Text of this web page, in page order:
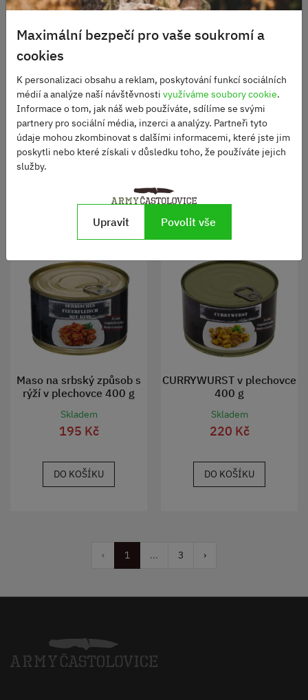
Keksy ARMY BISCUIT
švýcarské 100 g
Skladem
120 Kč
Voda MSI EMERGENCY
balení sáček 100 ml
Skladem
25 Kč
Maso na srbský způsob s
rýží v plechovce 400 g
Skladem
195 Kč
DO KOŠÍKU
CURRYWURST v plechovce
400 g
Skladem
220 Kč
DO KOŠÍKU
‹ 1 ... 3 ›
Maximální bezpečí pro vaše soukromí a
cookies
K personalizaci obsahu a reklam, poskytování funkcí sociálních
médií a analýze naší návštěvnosti využíváme soubory cookie.
Informace o tom, jak náš web používáte, sdílíme se svými
partnery pro sociální média, inzerci a analýzy. Partneři tyto
údaje mohou zkombinovat s dalšími informacemi, které jste jim
poskytli nebo které získali v důsledku toho, že používáte jejich
služby.
Upravit Povolit vše